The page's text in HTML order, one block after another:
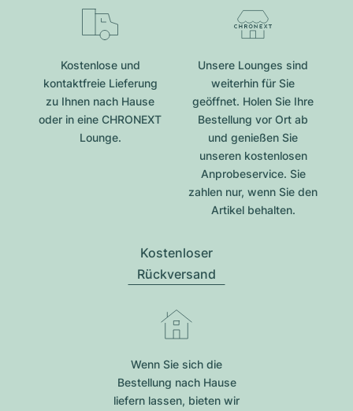
Kostenlose und
kontaktfreie Lieferung
zu Ihnen nach Hause
oder in eine CHRONEXT
Lounge.
Unsere Lounges sind
weiterhin für Sie
geöffnet. Holen Sie Ihre
Bestellung vor Ort ab
und genießen Sie
unseren kostenlosen
Anprobeservice. Sie
zahlen nur, wenn Sie den
Artikel behalten.
Kostenloser
Rückversand
Wenn Sie sich die
Bestellung nach Hause
liefern lassen, bieten wir